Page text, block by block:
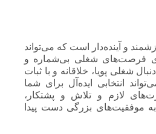
و آینده‌دار است که می‌تواند
فرصت‌های شغلی بی‌شماره و
شغلی پویا، خلاقانه و با ثبات
انتخابی ایده‌آل برای شما
لازم و تلاش و پشتکار،
به موفقیت‌های بزرگی دست پیدا